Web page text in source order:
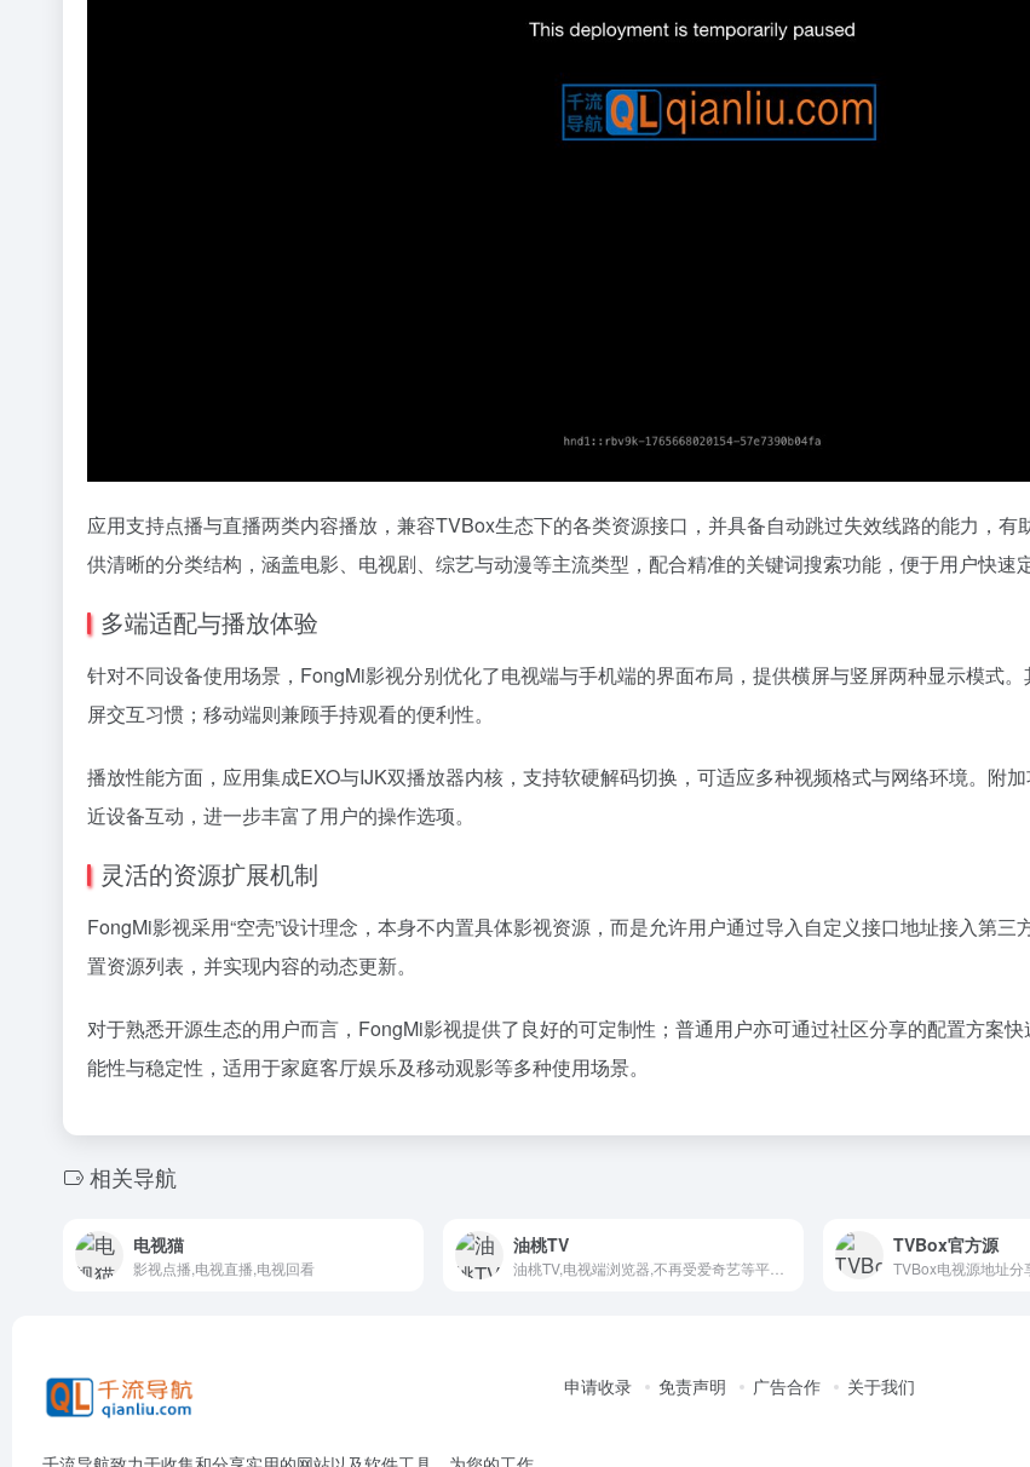
应用支持点播与直播两类内容播放，兼容TVBox生态下的各类资源接口，并具备自动跳过失效线路的能力，
供清晰的分类结构，涵盖电影、电视剧、综艺与动漫等主流类型，配合精准的关键词搜索功能，便于用户快速
多端适配与播放体验
针对不同设备使用场景，FongMi影视分别优化了电视端与手机端的界面布局，提供横屏与竖屏两种显示模式
屏交互习惯；移动端则兼顾手持观看的便利性。
播放性能方面，应用集成EXO与IJK双播放器内核，支持软硬解码切换，可适应多种视频格式与网络环境。附
近设备互动，进一步丰富了用户的操作选项。
灵活的资源扩展机制
FongMi影视采用“空壳”设计理念，本身不内置具体影视资源，而是允许用户通过导入自定义接口地址接入第
置资源列表，并实现内容的动态更新。
对于熟悉开源生态的用户而言，FongMi影视提供了良好的可定制性；普通用户亦可通过社区分享的配置方案
能性与稳定性，适用于家庭客厅娱乐及移动观影等多种使用场景。
相关导航
电视猫
影视点播,电视直播,电视回看
油桃TV TVBox官方源
TVBox电视源地址分
申请收录 免责声明 广告合作 关于我们